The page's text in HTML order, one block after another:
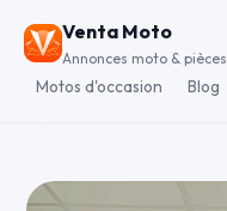
Venta Moto
Annonces moto & pièces
Motos d'occasion Blog